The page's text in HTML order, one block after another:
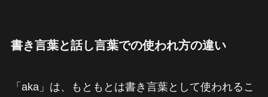
書き言葉と話し言葉での使われ方の違い
「aka」は、もともとは書き言葉として使われるこ